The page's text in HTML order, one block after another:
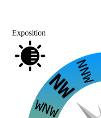
Exposition
NW
WNW
NNW